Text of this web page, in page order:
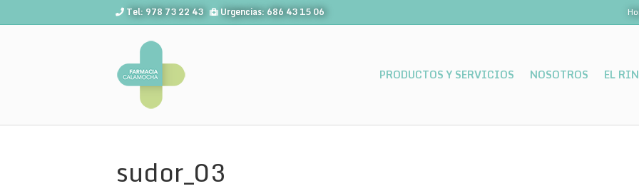
Tel: 978 73 22 43 Urgencias: 686 43 15 06
PRODUCTOS Y SERVICIOS NOSOTROS EL
sudor_03